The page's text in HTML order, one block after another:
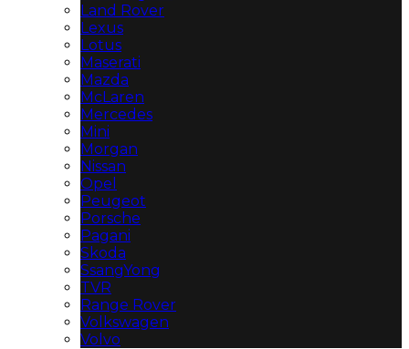
Land Rover
Lexus
Lotus
Maserati
Mazda
McLaren
Mercedes
Mini
Morgan
Nissan
Opel
Peugeot
Porsche
Pagani
Skoda
SsangYong
TVR
Range Rover
Volkswagen
Volvo